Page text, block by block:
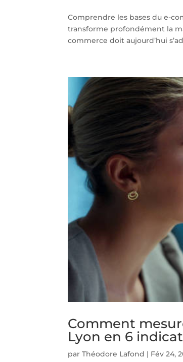
Comprendre les bases du e-
transforme profondément la
commerce doit aujourd’hui
Comment
Lyon en 6
parThéodore Lafond | Fév 24,